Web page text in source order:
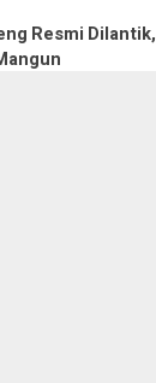
Resmi Dilantik,